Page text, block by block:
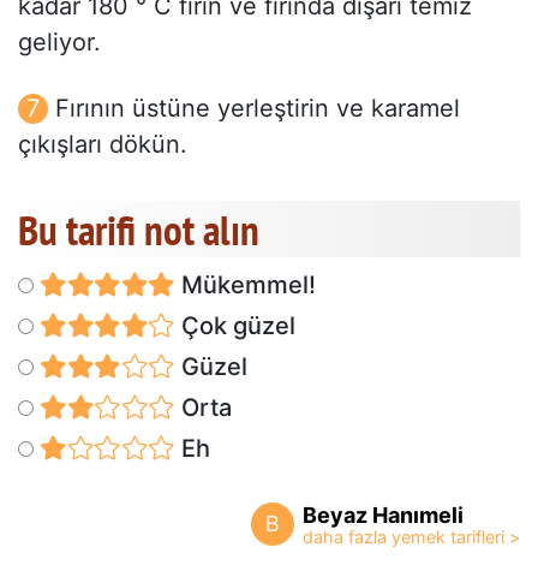
kadar 180 ° C fırın ve fırında dışarı temiz
geliyor.
Fırının üstüne yerleştirin ve karamel
çıkışları dökün.
Bu tarifi not alın
Mükemmel!
Çok güzel
Güzel
Orta
Eh
B Beyaz Hanımeli